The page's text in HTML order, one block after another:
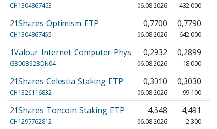
CH1304867463 06.08.2026 432.000
21Shares Optimism ETP
CH1304867455
0,7700
06.08.2026
0,7790
642.000
1Valour Internet Computer Phys
GB00BS2BDN04
0,2932
06.08.2026
0,2899
18.000
21Shares Celestia Staking ETP
CH1326116832
0,3010
06.08.2026
0,3030
99.100
21Shares Toncoin Staking ETP
CH1297762812
4,648
06.08.2026
4,491
2.300